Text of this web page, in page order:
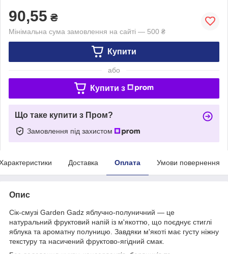
90,55 ₴
Мінімальна сума замовлення на сайті — 500 ₴
Купити
або
Купити з
Що таке купити з Пром?
Замовлення під захистом
Доставка Оплата Умови повернення
Опис
Сік-смузі Garden Gadz яблучно-полуничний — це
натуральний фруктовий напій із м'якоттю, що поєднує стиглі
яблука та ароматну полуницю. Завдяки м'якоті має густу ніжну
текстуру та насичений фруктово-ягідний смак.